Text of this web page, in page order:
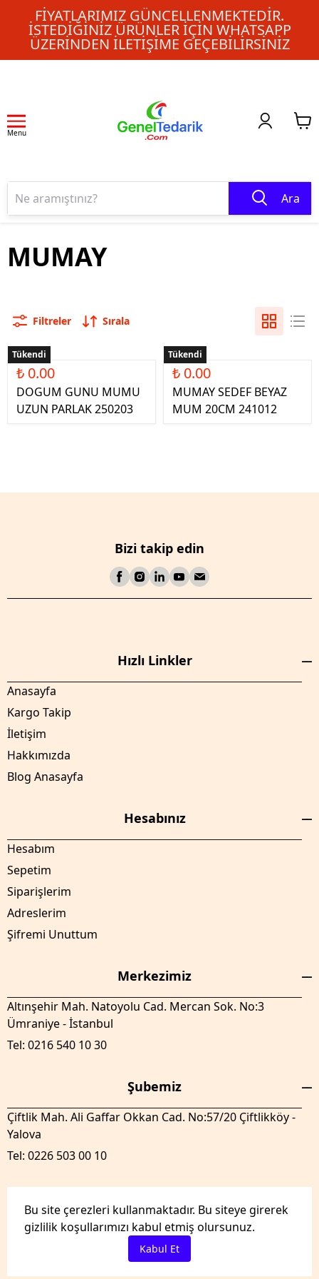
FIYATLARIMIZ GÜNCELLENMEKTEDIR.
İSTEDIĞINIZ ÜRÜNLER IÇIN WHATSAPP
ÜZERINDEN ILETIŞIME GEÇEBILIRSINIZ
Menu
Ara
Bu site çerezleri kullanmaktadır. Bu siteye girerek
gizlilik koşullarımızı kabul etmiş olursunuz.
Kabul Et
MUMAY
Filtreler Sırala
Tükendi
₺ 0.00
DOGUM GUNU MUMU
UZUN PARLAK 250203
Tükendi
₺ 0.00
MUMAY SEDEF BEYAZ
MUM 20CM 241012
Bizi takip edin
Hızlı Linkler
Anasayfa
Kargo Takip
İletişim
Hakkımızda
Blog Anasayfa
Hesabınız
Hesabım
Sepetim
Siparişlerim
Adreslerim
Şifremi Unuttum
Merkezimiz
Altınşehir Mah. Natoyolu Cad. Mercan Sok. No:3
Ümraniye - İstanbul
Tel: 0216 540 10 30
Şubemiz
Çiftlik Mah. Ali Gaffar Okkan Cad. No:57/20 Çiftlikköy -
Yalova
Tel: 0226 503 00 10
GenelTedaril.com Tüm hakları saklıdır.